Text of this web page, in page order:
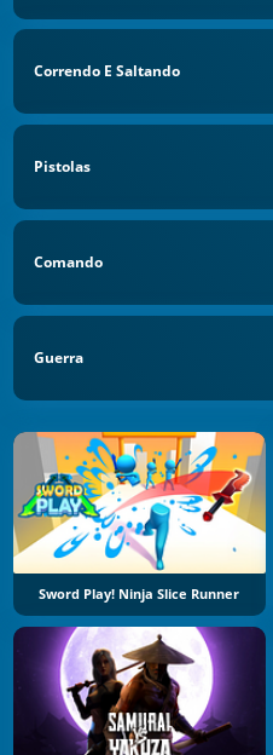
Correndo E Saltando
Pistolas
Comando
Guerra
Sword Play! Ninja Slice Runner